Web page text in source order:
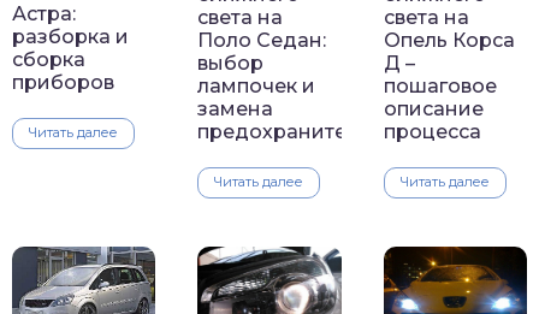
Астра:
разборка и
сборка
приборов
Читать далее
света на
Поло Седан:
выбор
лампочек и
замена
предохранителей
Читать далее
света на
Опель Корса
Д –
пошаговое
описание
процесса
Читать далее